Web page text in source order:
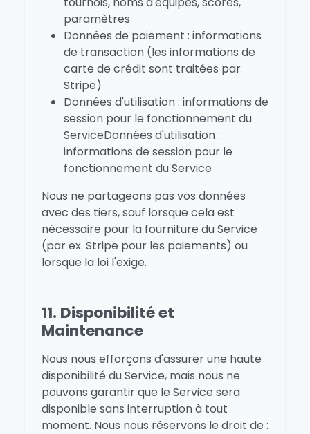
paramètres
Données de paiement : informations
de transaction (les informations de
carte de crédit sont traitées par
Stripe)
Données d'utilisation : informations de
session pour le fonctionnement du
ServiceDonnées d'utilisation :
informations de session pour le
fonctionnement du Service
Nous ne partageons pas vos données
avec des tiers, sauf lorsque cela est
nécessaire pour la fourniture du Service
(par ex. Stripe pour les paiements) ou
lorsque la loi l'exige.
11. Disponibilité et
Maintenance
Nous nous efforçons d'assurer une haute
disponibilité du Service, mais nous ne
pouvons garantir que le Service sera
disponible sans interruption à tout
moment. Nous nous réservons le droit de :